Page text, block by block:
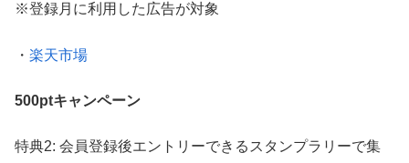
※登録月に利用した広告が対象
・ 楽天市場
500ptキャンペーン
特典2: 会員登録後エントリーできるスタンプラリーで集